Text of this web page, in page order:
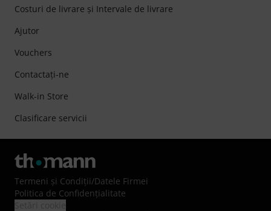
Costuri de livrare şi Intervale de livrare
Ajutor
Vouchers
Contactaţi-ne
Walk-in Store
Clasificare servicii
Termeni şi Condiţii/Datele Firmei
Politica de Confidenţialitate